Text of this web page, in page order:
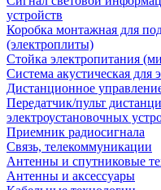
устройств
Коробка монтажная для
(электроплиты)
Стойка электропитания
Система акустическая для
Дистанционное
Передатчик/пульт
электроустановочных
Приемник радиосигнала
Связь, телекоммуникации
Антенны и спутниковые
Антенны и аксессуары